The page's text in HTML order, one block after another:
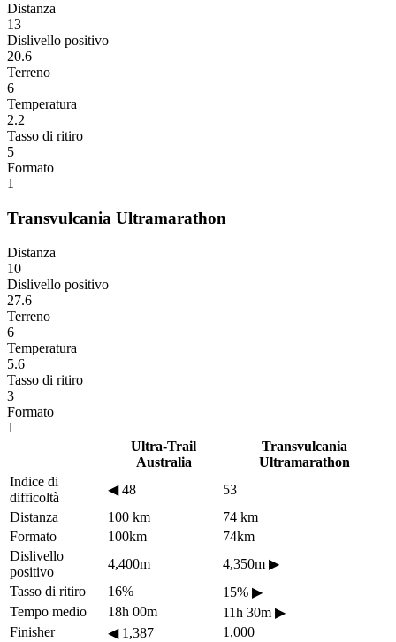
Distanza
13
Dislivello positivo
20.6
Terreno
6
Temperatura
2.2
Tasso di ritiro
5
Formato
1
Transvulcania Ultramarathon
Distanza
10
Dislivello positivo
27.6
Terreno
6
Temperatura
5.6
Tasso di ritiro
3
Formato
1
Ultra-Trail
Australia
Transvulcania
Ultramarathon
Indice di
difficoltà
◀48
53
Distanza
100 km
74 km
Formato
100km
74km
Dislivello
positivo
4,400m 4,350m ▶
Tasso di ritiro
16% 15% ▶
Tempo medio
18h 00m 11h 30m ▶
Finisher
◀1,387
1,000